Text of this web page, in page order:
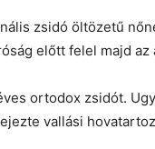
zsidó öltözetű
előtt felel majd
ortodox zsidót.
vallási